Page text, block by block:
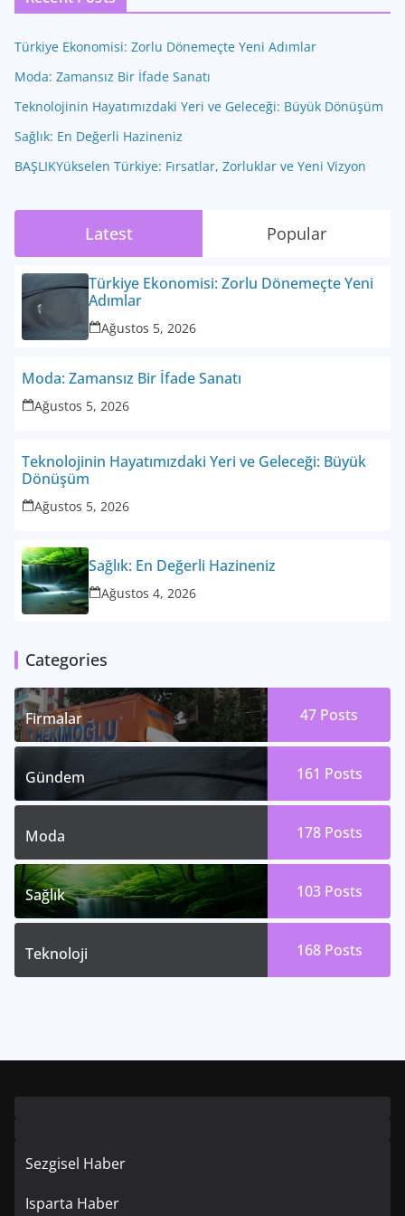
Türkiye Ekonomisi: Zorlu Dönemeçte Yeni Adımlar
Moda: Zamansız Bir İfade Sanatı
Teknolojinin Hayatımızdaki Yeri ve Geleceği: Büyük Dönüşüm
Sağlık: En Değerli Hazineniz
BAŞLIKYükselen Türkiye: Fırsatlar, Zorluklar ve Yeni Vizyon
Latest Popular
Türkiye Ekonomisi: Zorlu Dönemeçte Yeni
Adımlar
Ağustos 5, 2026
Moda: Zamansız Bir İfade Sanatı
Ağustos 5, 2026
Teknolojinin Hayatımızdaki Yeri ve Geleceği: Büyük
Dönüşüm
Ağustos 5, 2026
Sağlık: En Değerli Hazineniz
Ağustos 4, 2026
Categories
Firmalar 47 Posts
Gündem 161 Posts
Moda 178 Posts
Sağlık 103 Posts
Teknoloji 168 Posts
Sezgisel Haber
Isparta Haber